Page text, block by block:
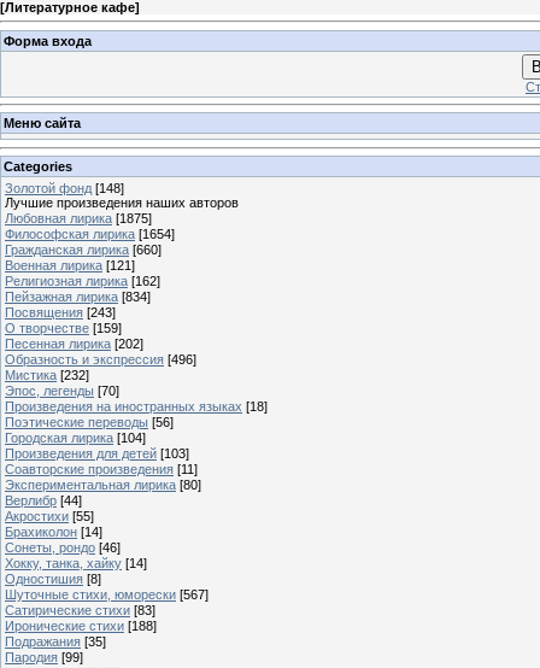
[Литературное кафе]
Форма входа
Меню сайта
Categories
Золотой фонд [148]
Лучшие произведения наших авторов
Любовная лирика [1875]
Философская лирика [1654]
Гражданская лирика [660]
Военная лирика [121]
Религиозная лирика [162]
Пейзажная лирика [834]
Посвящения [243]
О творчестве [159]
Песенная лирика [202]
Образность и экспрессия [496]
Мистика [232]
Эпос, легенды [70]
Произведения на иностранных языках [18]
Поэтические переводы [56]
Городская лирика [104]
Произведения для детей [103]
Соавторские произведения [11]
Экспериментальная лирика [80]
Верлибр [44]
Акростихи [55]
Брахиколон [14]
Сонеты, рондо [46]
Хокку, танка, хайку [14]
Одностишия [8]
Шуточные стихи, юморески [567]
Сатирические стихи [83]
Иронические стихи [188]
Подражания [35]
Пародия [99]